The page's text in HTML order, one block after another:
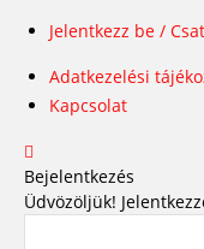
Jelentkezz be /
Adatkezelési
Kapcsolat
Bejelentkezés
Üdvözöljük!